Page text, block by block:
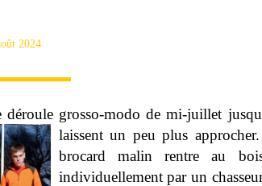
2024
grosso-modo de mi-juillet
laissent un peu plus approcher.
brocard malin rentre au
individuellement par un